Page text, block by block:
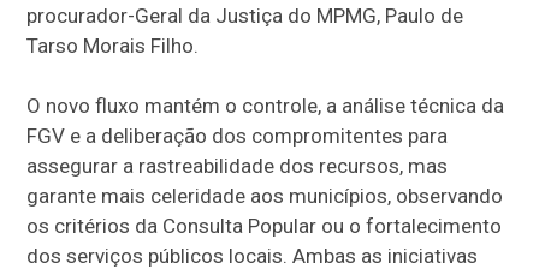
procurador-Geral da Justiça do MPMG, Paulo de
Tarso Morais Filho.
O novo fluxo mantém o controle, a análise técnica da
FGV e a deliberação dos compromitentes para
assegurar a rastreabilidade dos recursos, mas
garante mais celeridade aos municípios, observando
os critérios da Consulta Popular ou o fortalecimento
dos serviços públicos locais. Ambas as iniciativas